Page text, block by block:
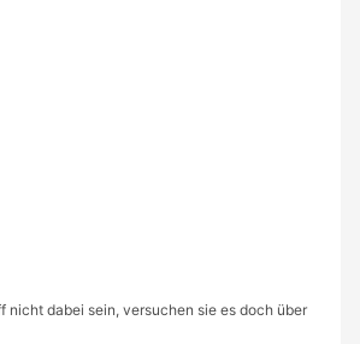
dabei sein, versuchen sie es doch über